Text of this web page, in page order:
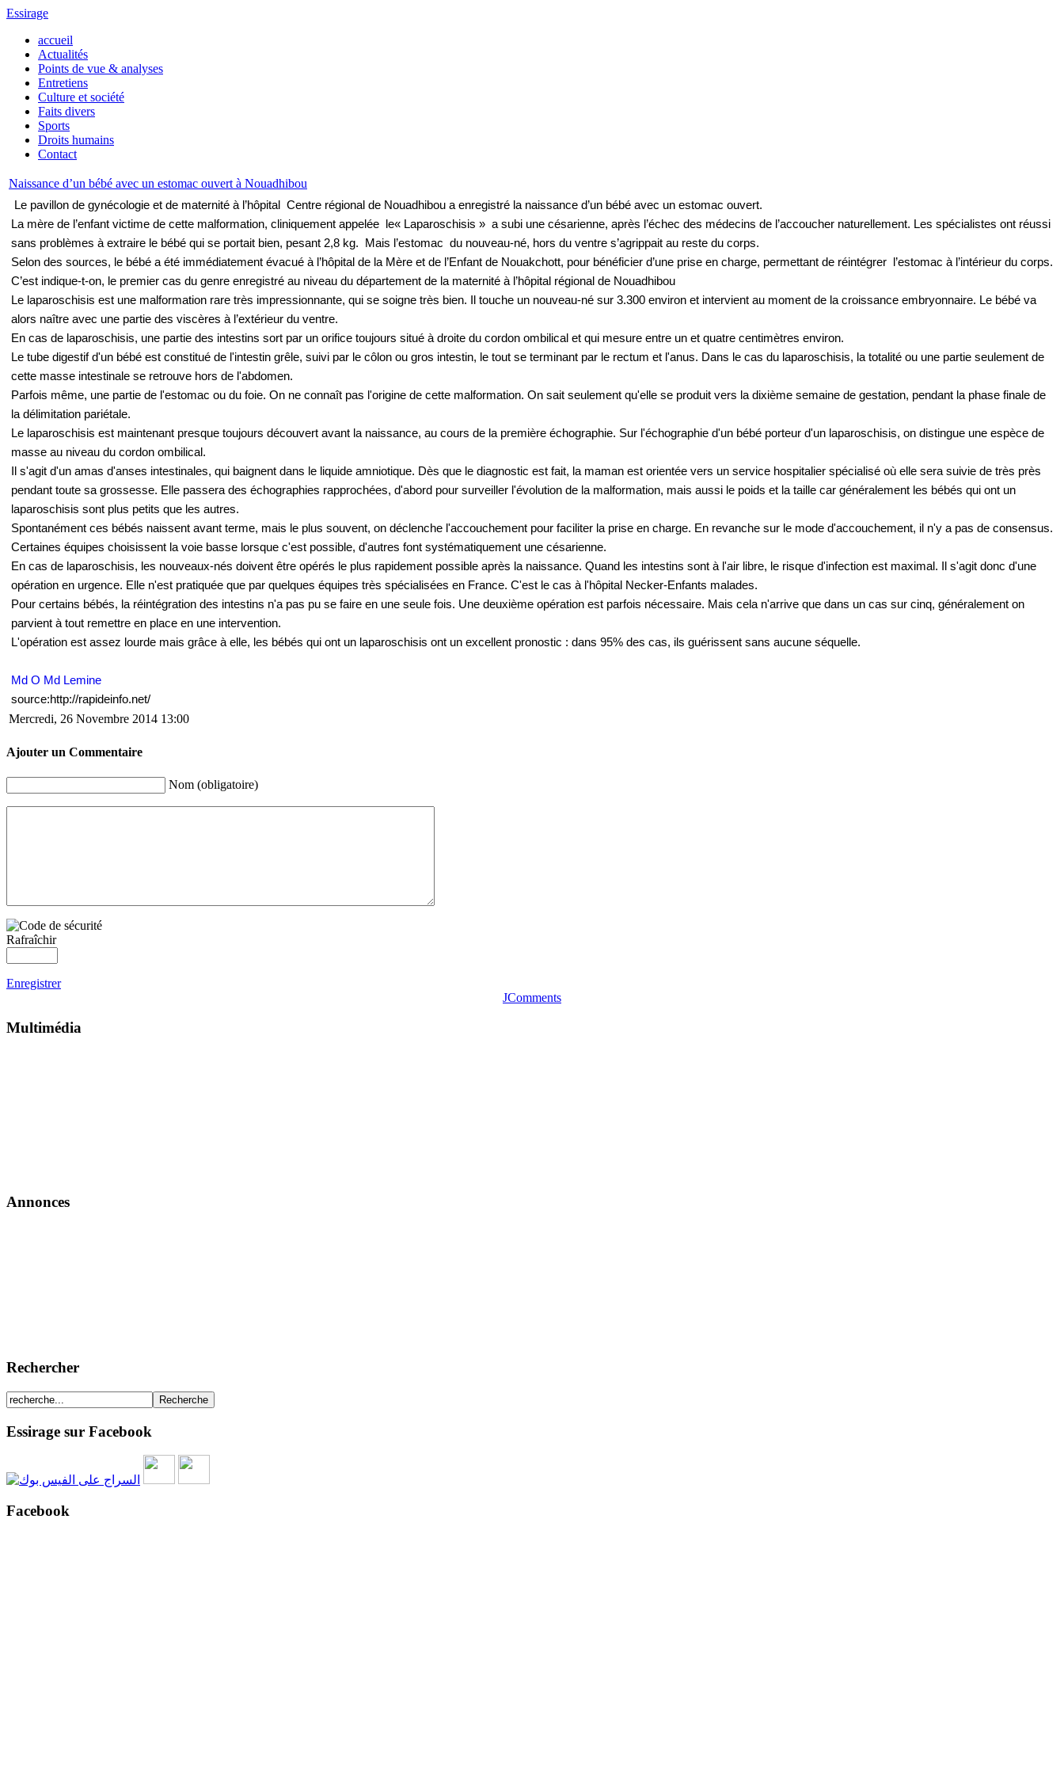
Essirage
accueil
Actualités
Points de vue & analyses
Entretiens
Culture et société
Faits divers
Sports
Droits humains
Contact
Naissance d’un bébé avec un estomac ouvert à Nouadhibou
Le pavillon de gynécologie et de maternité à l’hôpital Centre régional de Nouadhibou a enregistré la naissance d’un bébé avec un estomac ouvert.
La mère de l’enfant victime de cette malformation, cliniquement appelée le« Laparoschisis » a subi une césarienne, après l’échec des médecins de l’accoucher naturellement. Les spécialistes ont réussi
sans problèmes à extraire le bébé qui se portait bien, pesant 2,8 kg. Mais l’estomac du nouveau-né, hors du ventre s’agrippait au reste du corps.
Selon des sources, le bébé a été immédiatement évacué à l’hôpital de la Mère et de l’Enfant de Nouakchott, pour bénéficier d’une prise en charge, permettant de réintégrer l’estomac à l’intérieur du corps.
C’est indique-t-on, le premier cas du genre enregistré au niveau du département de la maternité à l’hôpital régional de Nouadhibou
Le laparoschisis est une malformation rare très impressionnante, qui se soigne très bien. Il touche un nouveau-né sur 3.300 environ et intervient au moment de la croissance embryonnaire. Le bébé va
alors naître avec une partie des viscères à l’extérieur du ventre.
En cas de laparoschisis, une partie des intestins sort par un orifice toujours situé à droite du cordon ombilical et qui mesure entre un et quatre centimètres environ.
Le tube digestif d'un bébé est constitué de l'intestin grêle, suivi par le côlon ou gros intestin, le tout se terminant par le rectum et l'anus. Dans le cas du laparoschisis, la totalité ou une partie seulement de
cette masse intestinale se retrouve hors de l'abdomen.
Parfois même, une partie de l'estomac ou du foie. On ne connaît pas l'origine de cette malformation. On sait seulement qu'elle se produit vers la dixième semaine de gestation, pendant la phase finale de
la délimitation pariétale.
Le laparoschisis est maintenant presque toujours découvert avant la naissance, au cours de la première échographie. Sur l'échographie d'un bébé porteur d'un laparoschisis, on distingue une espèce de
masse au niveau du cordon ombilical.
Il s'agit d'un amas d'anses intestinales, qui baignent dans le liquide amniotique. Dès que le diagnostic est fait, la maman est orientée vers un service hospitalier spécialisé où elle sera suivie de très près
pendant toute sa grossesse. Elle passera des échographies rapprochées, d'abord pour surveiller l'évolution de la malformation, mais aussi le poids et la taille car généralement les bébés qui ont un
laparoschisis sont plus petits que les autres.
Spontanément ces bébés naissent avant terme, mais le plus souvent, on déclenche l'accouchement pour faciliter la prise en charge. En revanche sur le mode d'accouchement, il n'y a pas de consensus.
Certaines équipes choisissent la voie basse lorsque c'est possible, d'autres font systématiquement une césarienne.
En cas de laparoschisis, les nouveaux-nés doivent être opérés le plus rapidement possible après la naissance. Quand les intestins sont à l'air libre, le risque d'infection est maximal. Il s'agit donc d'une
opération en urgence. Elle n'est pratiquée que par quelques équipes très spécialisées en France. C'est le cas à l'hôpital Necker-Enfants malades.
Pour certains bébés, la réintégration des intestins n'a pas pu se faire en une seule fois. Une deuxième opération est parfois nécessaire. Mais cela n'arrive que dans un cas sur cinq, généralement on
parvient à tout remettre en place en une intervention.
L'opération est assez lourde mais grâce à elle, les bébés qui ont un laparoschisis ont un excellent pronostic : dans 95% des cas, ils guérissent sans aucune séquelle.
Md O Md Lemine
source:http://rapideinfo.net/
Mercredi, 26 Novembre 2014 13:00
Ajouter un Commentaire
Nom (obligatoire)
Rafraîchir
Enregistrer
JComments
Multimédia
Annonces
Rechercher
Essirage sur Facebook
Facebook